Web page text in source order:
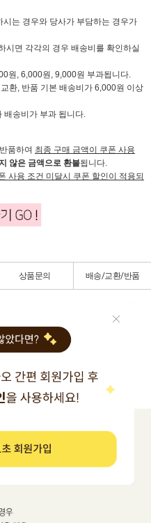
는 경우와 당사가 부담하는 경우가
시면 각각의 경우 배송비를 확인하실
원, 6,000원, 9,000원 부과됩니다.
환, 반품 기본 배송비가 6,000원 이상
송비가 부과 됩니다.
품하여 최종 구매 금액이 쿠폰 사용
않은 금액으로 환불됩니다.
사용 조건 미달시 쿠폰 할인이 적용되
상품문의 배송/교환/반품